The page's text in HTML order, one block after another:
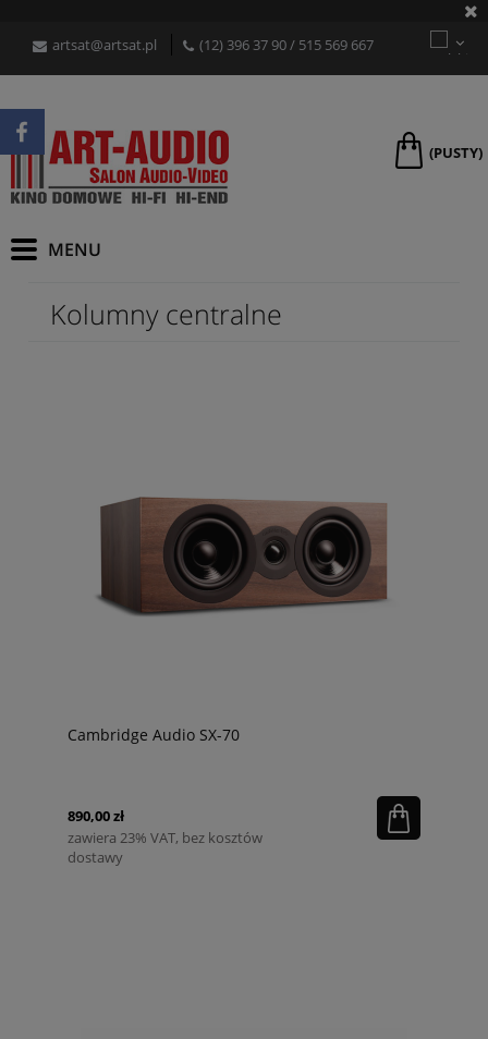
artsat@artsat.pl (12) 396 37 90/ 515 569 667
(PUSTY)
Kolumny centralne
Cambridge Audio SX-70
890,00 zł
zawiera 23% VAT, bez kosztów
dostawy